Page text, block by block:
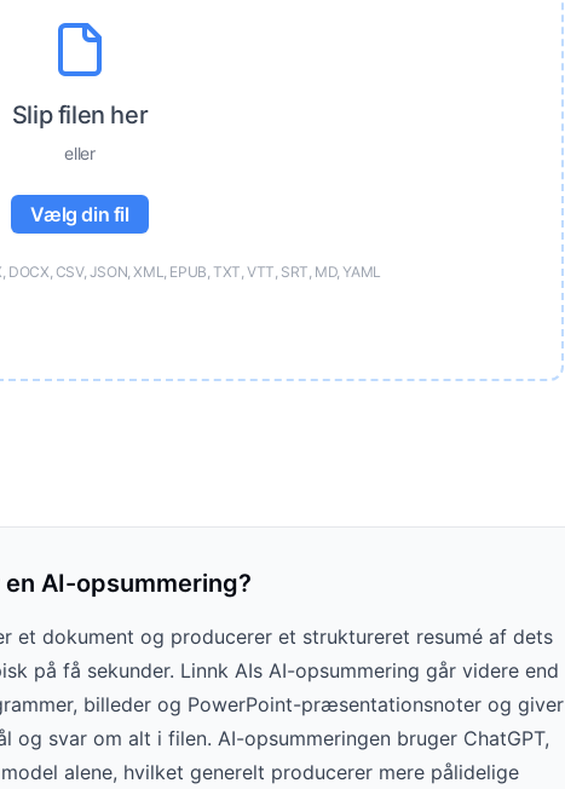
Slip filen her
eller
Vælg din fil
CSV, JSON, XML, EPUB, TXT, VTT, SRT, MD, YAML
en AI-opsummering?
et dokument og producerer et struktureret resumé af dets
på få sekunder. Linnk AIs AI-opsummering går videre end
billeder og PowerPoint-præsentationsnoter og giver
svar om alt i filen. AI-opsummeringen bruger ChatGPT,
alene, hvilket generelt producerer mere pålidelige